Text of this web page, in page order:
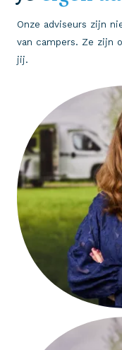
Onze adviseurs zijn
van campers. Ze zijn
jij.